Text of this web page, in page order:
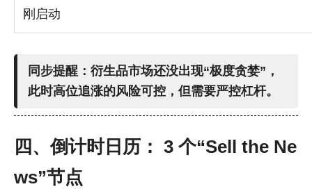
刚启动
同步提醒：衍生品市场还没出现“极度贪婪”，
此时高位追涨的风险可控，但需要严控杠杆。
四、倒计时日历： 3 个“Sell the Ne
ws”节点